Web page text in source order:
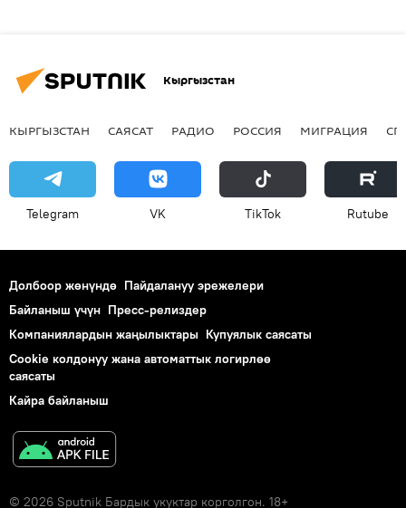
Кыргызстан
КЫРГЫЗСТАН САЯСАТ РАДИО РОССИЯ МИГРАЦИЯ
Telegram VK ТikТоk Rutube
Долбоор жөнүндө Пайдалануу эрежелери
Байланыш үчүн Пресс-релиздер
Компаниялардын жаңылыктары Купуялык саясаты
Cookie колдонуу жана автоматтык логирлөө
саясаты
Кайра байланыш
© 2026 Sputnik Бардык укуктар корголгон. 18+